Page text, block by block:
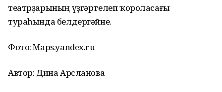
театрҙарының үҙгәртелеп ҡороласағы
тураһында белдергәйне.
Фото: Maps.yandex.ru
Автор: Дина Арсланова